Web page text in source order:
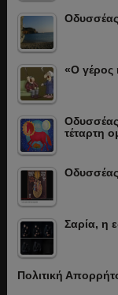
«Ο γέρος
τέταρτη
Σαρία, η
Πολιτική